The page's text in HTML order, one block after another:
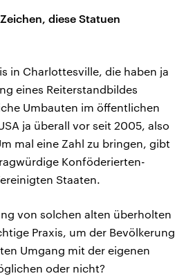
diese Statuen
in Charlottesville, die haben ja
eines Reiterstandbildes
Umbauten im öffentlichen
ja überall vor seit 2005, also
mal eine Zahl zu bringen, gibt
Konföderierten-
Staaten.
von solchen alten überholten
Praxis, um der Bevölkerung
Umgang mit der eigenen
oder nicht?